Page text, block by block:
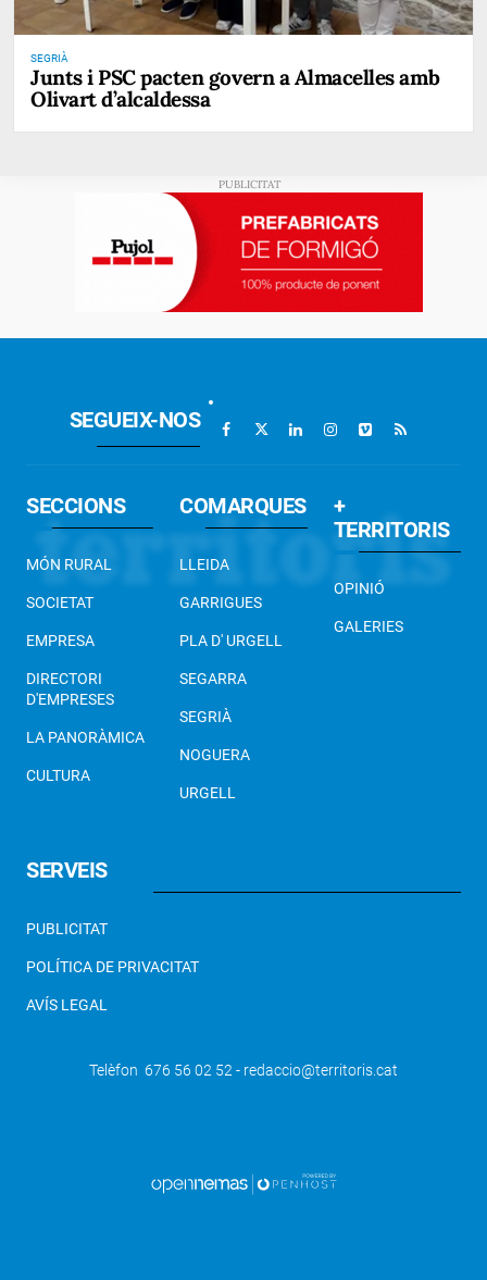
SEGRIÀ
Junts i PSC pacten govern a Almacelles amb
Olivart d’alcaldessa
SEGUEIX-NOS
SECCIONS
MÓN RURAL
SOCIETAT
EMPRESA
DIRECTORI
D'EMPRESES
LA PANORÀMICA
CULTURA
COMARQUES
LLEIDA
GARRIGUES
PLA D' URGELL
SEGARRA
SEGRIÀ
NOGUERA
URGELL
+
TERRITORIS
OPINIÓ
GALERIES
SERVEIS
PUBLICITAT
POLÍTICA DE PRIVACITAT
AVÍS LEGAL
Telèfon 676 56 02 52 - redaccio@territoris.cat